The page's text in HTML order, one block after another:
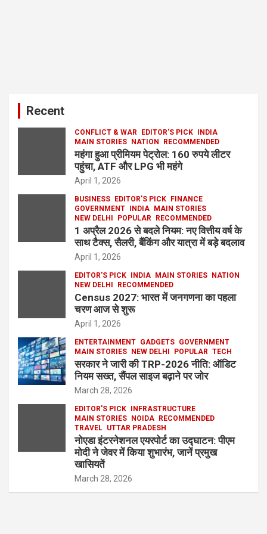
Recent
CONFLICT & WAR EDITOR'S PICK
INDIA
MAIN STORIES
NATION RECOMMENDED
महंगा हुआ प्रीमियम पेट्रोल: 160 रुपये लीटर
पहुंचा, ATF और LPG भी महंगे
April 1, 2026
BUSINESS EDITOR'S PICK
FINANCE
GOVERNMENT
INDIA
MAIN STORIES
NEW DELHI
POPULAR RECOMMENDED
1 अप्रैल 2026 से बदले नियम: नए वित्तीय वर्ष के
साथ टैक्स, सैलरी, बैंकिंग और यात्रा में बड़े बदलाव
April 1, 2026
EDITOR'S PICK INDIA MAIN STORIES
NATION
NEW DELHI
RECOMMENDED
Census 2027: भारत में जनगणना का पहला
चरण आज से शुरू
April 1, 2026
ENTERTAINMENT GADGETS GOVERNMENT
MAIN STORIES
NEW DELHI POPULAR TECH
सरकार ने जारी की TRP-2026 नीति: ऑडिट
नियम सख्त, सैंपल साइज बढ़ाने पर जोर
March 28, 2026
EDITOR'S PICK
INFRASTRUCTURE
MAIN STORIES
NOIDA
RECOMMENDED
TRAVEL UTTAR PRADESH
नोएडा इंटरनेशनल एयरपोर्ट का उद्घाटन: पीएम
मोदी ने जेवर में किया शुभारंभ, जानें प्रमुख
खासियतें
March 28, 2026